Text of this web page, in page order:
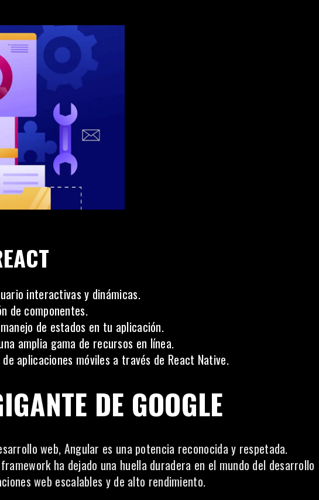
interactivas y dinámicas.
de componentes.
de estados en tu aplicación.
amplia gama de recursos en línea.
aplicaciones móviles a través de React Native.
DE GOOGLE
web, Angular es una potencia reconocida y respetada.
ha dejado una huella duradera en el mundo del desarrollo
web escalables y de alto rendimiento.